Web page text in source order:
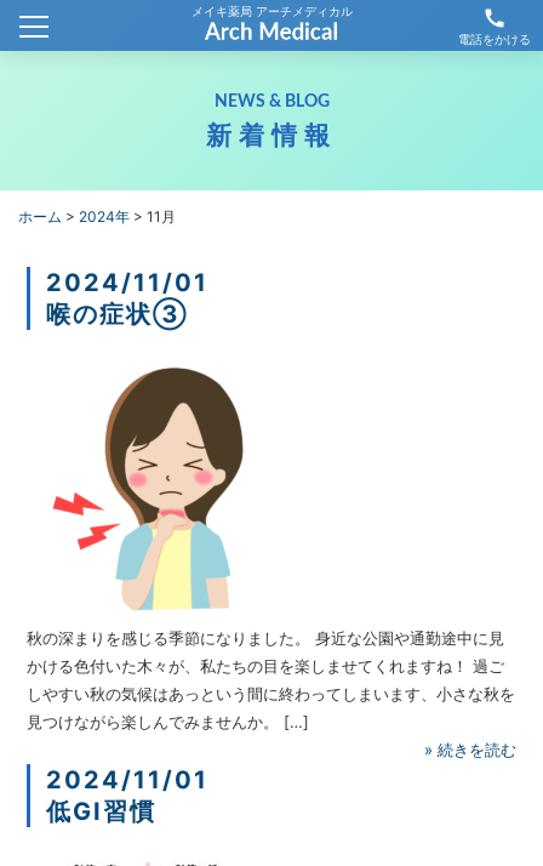
メイキ薬局 アーチメディカル call
電話をかける
ホーム
新着情報
NEWS & BLOG
新着情報
ホーム > 2024年 > 11月
2024/11/01
喉の症状③
秋の深まりを感じる季節になりました。 身近な公園や通勤途中に見
かける色付いた木々が、私たちの目を楽しませてくれますね！ 過ご
しやすい秋の気候はあっという間に終わってしまいます、小さな秋を
見つけながら楽しんでみませんか。 […]
» 続きを読む
2024/11/01
低GI習慣